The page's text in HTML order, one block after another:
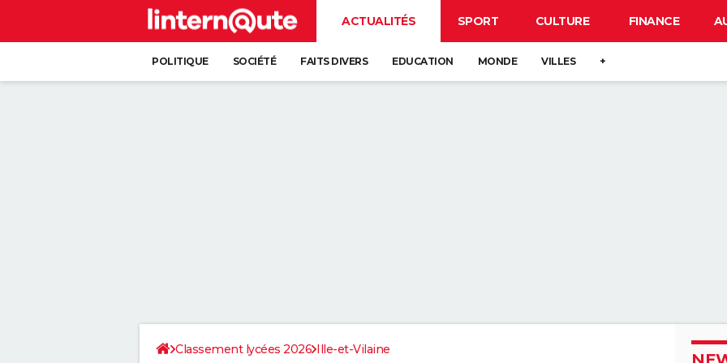
ACTUALITÉS SPORT CULTURE FINANCE
POLITIQUE SOCIÉTÉ FAITS DIVERS EDUCATION MONDE VILLES +
Classement lycées 2026 Ille-et-Vilaine